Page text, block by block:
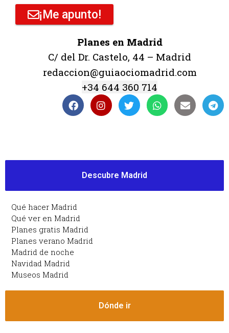
¡Me apunto!
Planes en Madrid
C/ del Dr. Castelo, 44 – Madrid
redaccion@guiaociomadrid.com
+34 644 360 714
Descubre Madrid
Qué hacer Madrid
Qué ver en Madrid
Planes gratis Madrid
Planes verano Madrid
Madrid de noche
Navidad Madrid
Museos Madrid
Dónde ir